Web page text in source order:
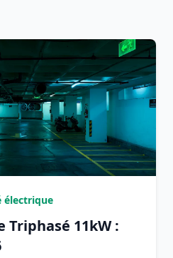
électrique
Triphasé 11kW :